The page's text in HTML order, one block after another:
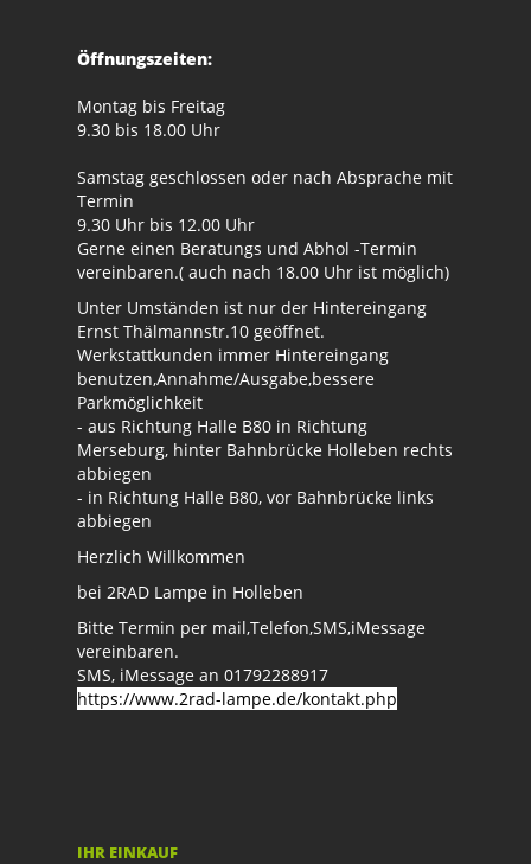
Öffnungszeiten:
Montag bis Freitag
9.30 bis 18.00 Uhr
Samstag geschlossen oder nach Absprache mit
Termin
9.30 Uhr bis 12.00 Uhr
Gerne einen Beratungs und Abhol -Termin
vereinbaren.( auch nach 18.00 Uhr ist möglich)
Unter Umständen ist nur der Hintereingang
Ernst Thälmannstr.10 geöffnet.
Werkstattkunden immer Hintereingang
benutzen,Annahme/Ausgabe,bessere
Parkmöglichkeit
- aus Richtung Halle B80 in Richtung
Merseburg, hinter Bahnbrücke Holleben rechts
abbiegen
- in Richtung Halle B80, vor Bahnbrücke links
abbiegen
Herzlich Willkommen
bei 2RAD Lampe in Holleben
Bitte Termin per mail,Telefon,SMS,iMessage
vereinbaren.
SMS, iMessage an 01792288917
https://www.2rad-lampe.de/kontakt.php
IHR EINKAUF